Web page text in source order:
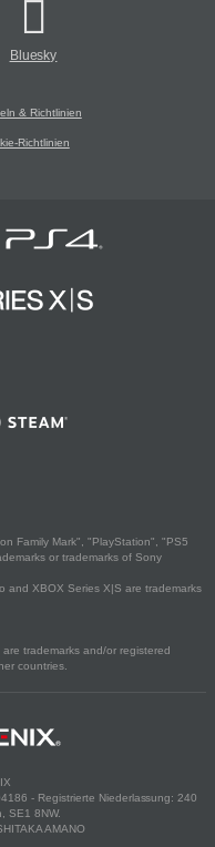
Bluesky
& Richtlinien
Richtlinien
Family Mark", "PlayStation", "PS5
or trademarks of Sony
and XBOX Series X|S are trademarks
trademarks and/or registered
countries.
- Registrierte Niederlassung: 240
SE1 8NW.
AMANO